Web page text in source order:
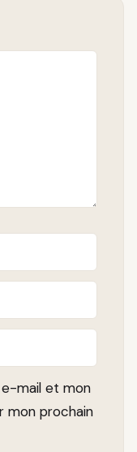
mail et mon
mon prochain